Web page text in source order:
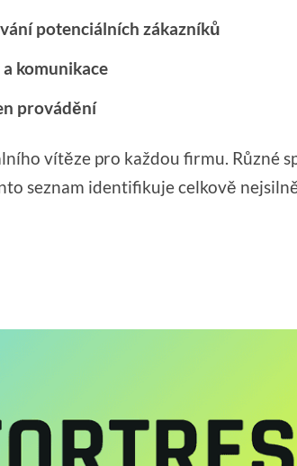
potenciálních zákazníků
komunikace
provádění
vítěze pro každou firmu. Různé
seznam identifikuje celkově